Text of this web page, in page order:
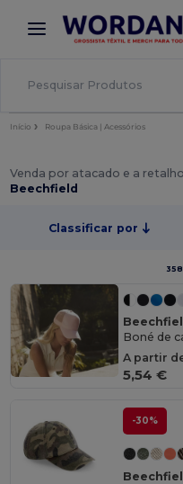
× App Wordans
Melhores preços na
Início Roupa Básica | Acessórios
Venda por atacado e a retalho
Beechfield
Classificar por
Boné de
A partir
5,54 €
-30%